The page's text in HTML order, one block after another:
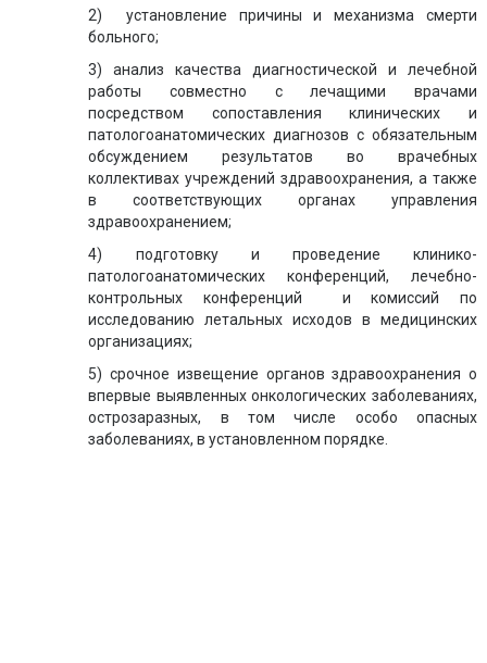
2) установление причины и механизма смерти
больного;
3) анализ качества диагностической и лечебной
работы совместно с лечащими врачами
посредством сопоставления клинических и
патологоанатомических диагнозов с обязательным
обсуждением результатов во врачебных
коллективах учреждений здравоохранения, а также
в соответствующих органах управления
здравоохранением;
4) подготовку и проведение клинико-
патологоанатомических конференций, лечебно-
контрольных конференций и комиссий по
исследованию летальных исходов в медицинских
организациях;
5) срочное извещение органов здравоохранения о
впервые выявленных онкологических заболеваниях,
острозаразных, в том числе особо опасных
заболеваниях, в установленном порядке.